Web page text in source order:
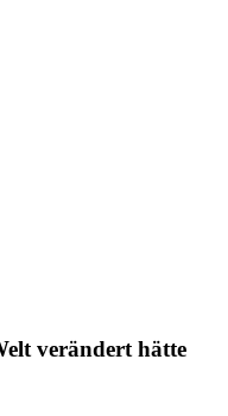
verändert hätte